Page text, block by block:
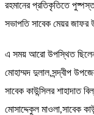
রহমানের প্রতিকৃতিতে
সভাপতি সাবেক মেয়র জাফর
এ সময় আরো উপস্থিত
মোহাম্মদ দুলাল,সন্দ্বীপ
সাবেক কাউন্সিলর শাহাদাত
মোসাদ্দেকুল মাওলা,সাবেক